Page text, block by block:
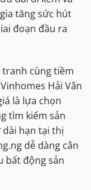
tăng sức hút
đoạn đầu ra
tranh cùng tiềm
Hải Vân
là lựa chọn
tìm kiếm sản
hạn tại thị
dễ dàng cân
bất động sản